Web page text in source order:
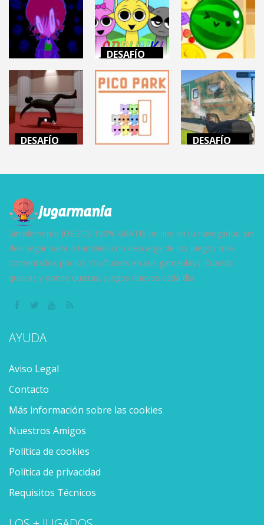
DESAFÍO
MENTAL
MINDWAVE
DESAFÍO
INCREDIBOX
SPRUNKI
12.4K
DESAFÍO
MENTAL
SUIKA GAME
22.4K
DESAFÍO
16.2K
DESAFÍO
Simplemente JUEGOS 100% GRATIS on line en tu navegador, sin
descargar nada o también con descarga de los juegos más
comentados por los YouTubers en sus gameplays. Cuando
quieras y donde quieras. Juegos nuevos cada día.
AYUDA
Aviso Legal
Contacto
Más información sobre las cookies
Nuestros Amigos
Política de cookies
Política de privacidad
Requisitos Técnicos